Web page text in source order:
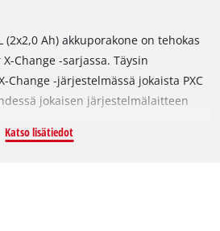
(2x2,0 Ah) akkuporakone on tehokas
Change -sarjassa. Täysin
Change -järjestelmässä jokaista PXC
jokaisen järjestelmälaitteen
Laadukkaan
Katso lisätiedot